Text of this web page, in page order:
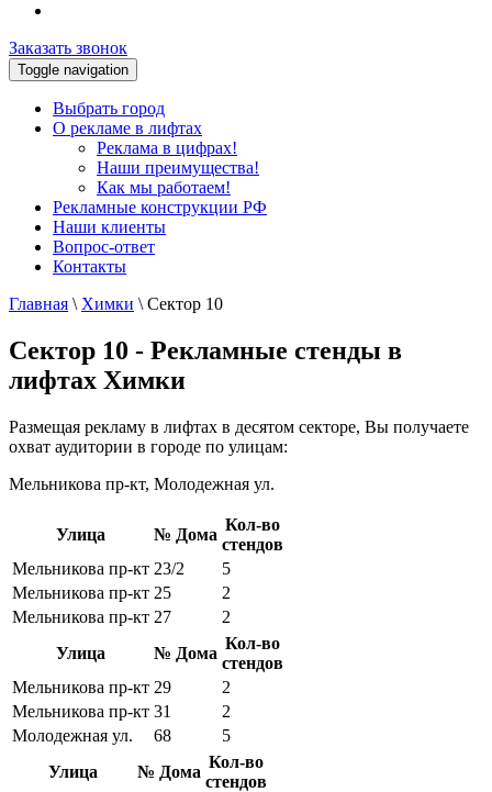
Заказать звонок
Toggle navigation
Выбрать город
О рекламе в лифтах
Реклама в цифрах!
Наши преимущества!
Как мы работаем!
Рекламные конструкции РФ
Наши клиенты
Вопрос-ответ
Контакты
Главная \ Химки \ Сектор 10
Сектор 10 - Рекламные стенды в
лифтах Химки
Размещая рекламу в лифтах в десятом секторе, Вы получаете
охват аудитории в городе по улицам:
Мельникова пр-кт, Молодежная ул.
Улица № Дома
Кол-во
стендов
Мельникова пр-кт 23/2
5
Мельникова пр-кт 25
2
Мельникова пр-кт 27
2
Улица
№ Дома
Кол-во
стендов
Мельникова пр-кт 29
2
Мельникова пр-кт 31
2
Молодежная ул.
68
5
Улица
№ Дома
Кол-во
стендов